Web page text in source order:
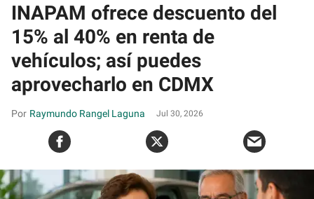
INAPAM ofrece descuento del
15% al 40% en renta de
vehículos; así puedes
aprovecharlo en CDMX
Raymundo Rangel Laguna Jul 30, 2026